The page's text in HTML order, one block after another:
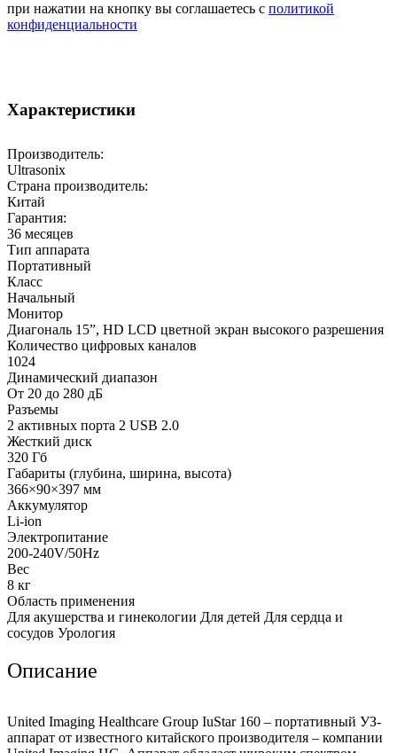
при нажатии на кнопку вы соглашаетесь с политикой
конфиденциальности
Характеристики
Производитель:
Ultrasonix
Страна производитель:
Китай
Гарантия:
36 месяцев
Тип аппарата
Портативный
Класс
Начальный
Монитор
Диагональ 15”, HD LCD цветной экран высокого разрешения
Количество цифровых каналов
1024
Динамический диапазон
От 20 до 280 дБ
Разъемы
2 активных порта 2 USB 2.0
Жесткий диск
320 Гб
Габариты (глубина, ширина, высота)
366×90×397 мм
Аккумулятор
Li-ion
Электропитание
200-240V/50Hz
Вес
8 кг
Область применения
Для акушерства и гинекологии Для детей Для сердца и
сосудов Урология
Описание
United Imaging Healthcare Group IuStar 160 – портативный УЗ-
аппарат от известного китайского производителя – компании